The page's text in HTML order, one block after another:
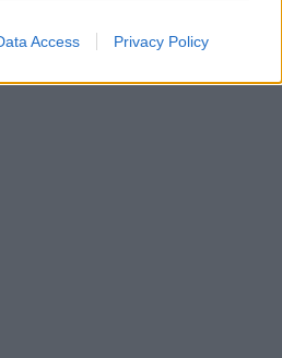
Access Privacy Policy